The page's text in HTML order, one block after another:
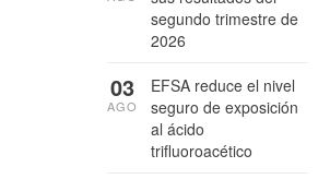
segundo trimestre de
2026
EFSA reduce el nivel
seguro de exposición
al ácido
trifluoroacético
03
AGO